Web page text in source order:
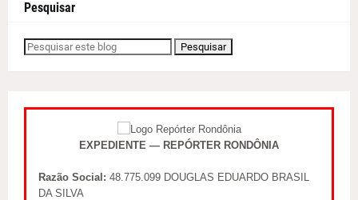
Pesquisar
EXPEDIENTE — REPÓRTER RONDÔNIA
Razão Social: 48.775.099 DOUGLAS EDUARDO BRASIL
DA SILVA